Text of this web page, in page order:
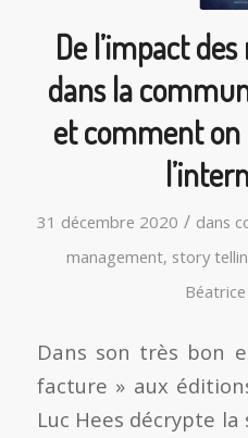
De l’impact
dans la
et comment
31 décembre 2020 / dans
management, story
Dans son très bon
facture » aux
Luc Hees décrypte